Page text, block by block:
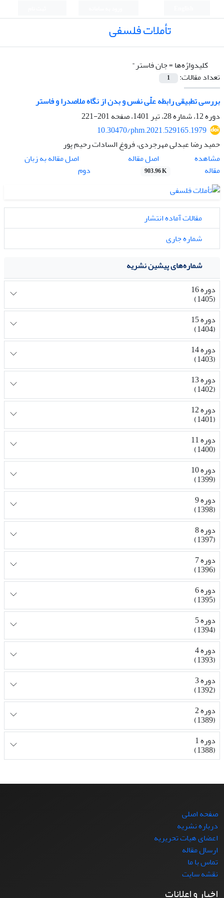
تأملات فلسفی
کلیدواژه‌ها =جان فاستر"
تعداد مقالات:
1
بررسی تطبیقی رابطه علّی نفس و بدن از نگاه ملاصدرا و فاستر
دوره 12، شماره 28، تیر 1401، صفحه
201-221
10.30470/phm.2021.529165.1979
حمید رضا عبدلی مهرجردی، فروغ السادات رحیم پور
مشاهده
مقاله
اصل مقاله
903.96 K
اصل مقاله به زبان
دوم
مقالات آماده انتشار
شماره جاری
شماره‌های پیشین نشریه
دوره 16
(1405)
دوره 15
(1404)
دوره 14
(1403)
دوره 13
(1402)
دوره 12
(1401)
دوره 11
(1400)
دوره 10
(1399)
دوره 9
(1398)
دوره 8
(1397)
دوره 7
(1396)
دوره 6
(1395)
دوره 5
(1394)
دوره 4
(1393)
دوره 3
(1392)
دوره 2
(1389)
دوره 1
(1388)
صفحه اصلی
درباره نشریه
اعضای هیات تحریریه
ارسال مقاله
تماس با ما
نقشه سایت
اخبار و اعلانات